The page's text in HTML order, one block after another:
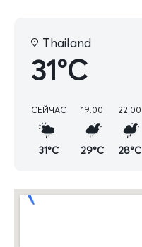
Thailand
31°C
СЕЙЧАС
31°C
19:00
29°C
22:00
28°C